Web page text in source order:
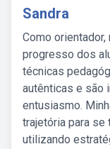
Sandra
Como
progresso dos
técnicas
autênticas e são
entusiasmo.
trajetória para se
utilizando